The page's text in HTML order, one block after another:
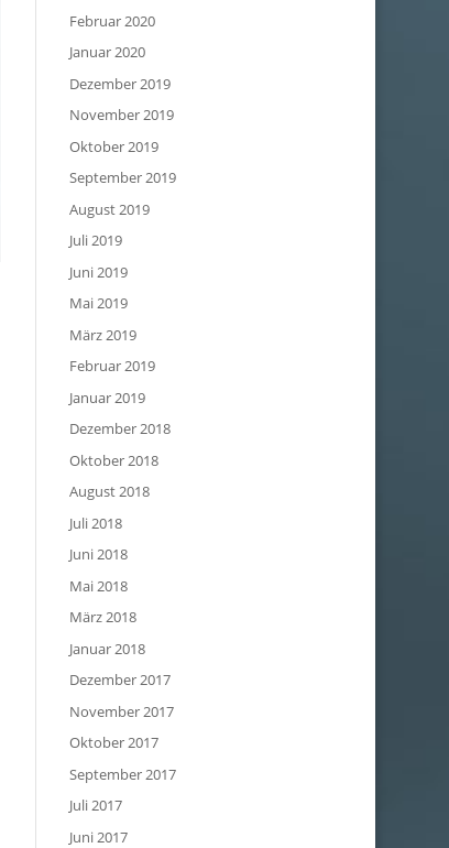
Februar 2020
Januar 2020
Dezember 2019
November 2019
Oktober 2019
September 2019
August 2019
Juli 2019
Juni 2019
Mai 2019
März 2019
Februar 2019
Januar 2019
Dezember 2018
Oktober 2018
August 2018
Juli 2018
Juni 2018
Mai 2018
März 2018
Januar 2018
Dezember 2017
November 2017
Oktober 2017
September 2017
Juli 2017
Juni 2017